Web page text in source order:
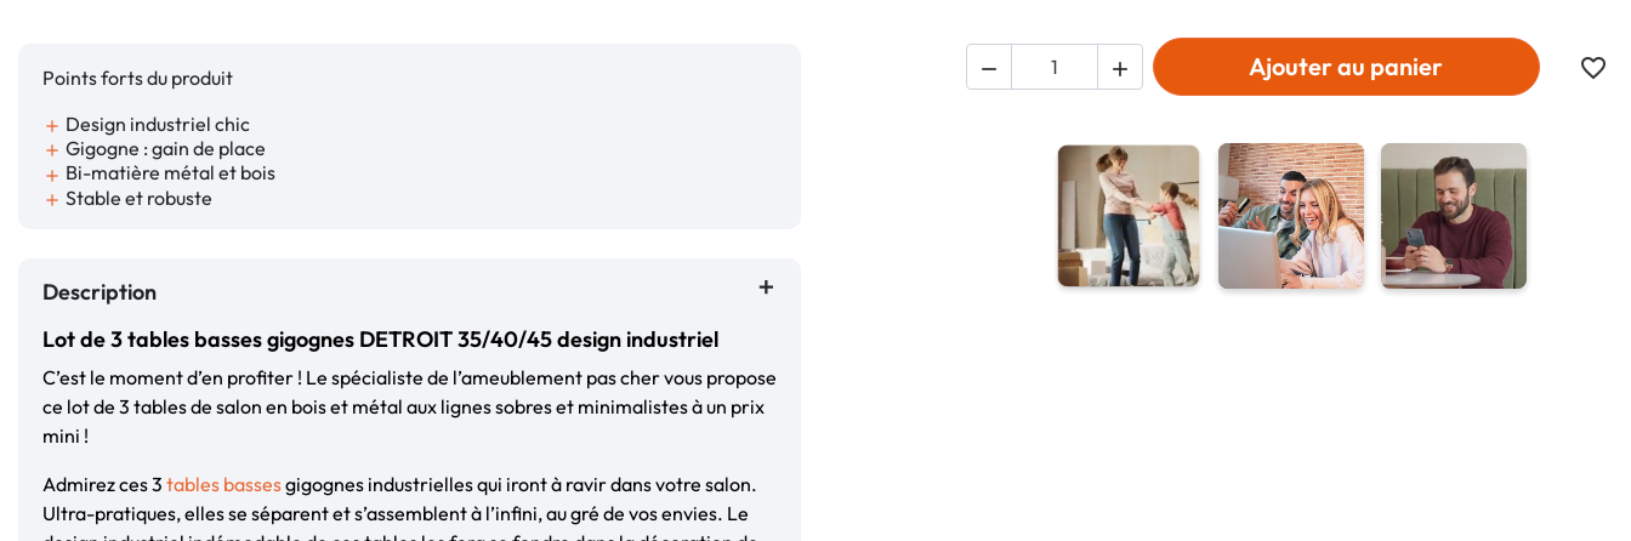
Points forts du produit
add Design industriel chic
add Gigogne : gain de place
add Bi-matière métal et bois
add Stable et robuste
Description
Lot de 3 tables basses gigognes DETROIT 35/40/45 design industriel
C’est le moment d’en profiter ! Le spécialiste de l’ameublement pas cher vous propose
ce lot de 3 tables de salon en bois et métal aux lignes sobres et minimalistes à un prix
mini !
Admirez ces 3 tables bassesgigognes industrielles qui iront à ravir dans votre salon.
Ultra-pratiques, elles se séparent et s’assemblent à l’infini, au gré de vos envies. Le
  Ajouter au panier favorite_border